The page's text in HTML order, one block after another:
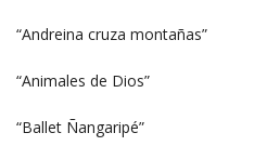
“Andreina cruza montañas”
“Animales de Dios”
“Ballet Ñangaripé”